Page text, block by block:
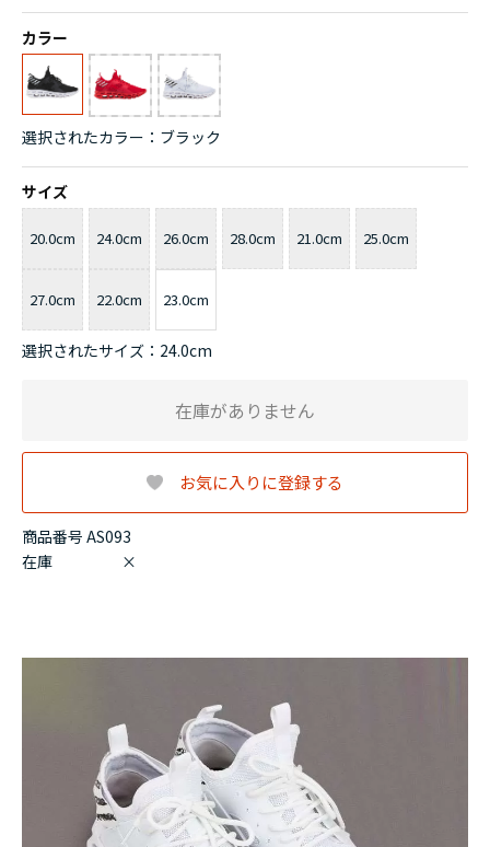
商品番号 AS093
在庫 ×
カラー
選択されたカラー：ブラック
サイズ
20.0cm 24.0cm 26.0cm 28.0cm 21.0cm 25.0cm
27.0cm 22.0cm 23.0cm
選択されたサイズ：24.0cm
お気に入りに登録する
在庫がありません